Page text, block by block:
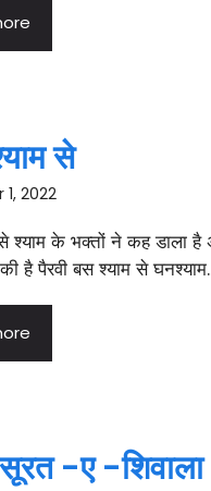
से
2022
श्याम के भक्तों ने कह डाला है
है पैरवी बस श्याम से
-ए -शिवाला